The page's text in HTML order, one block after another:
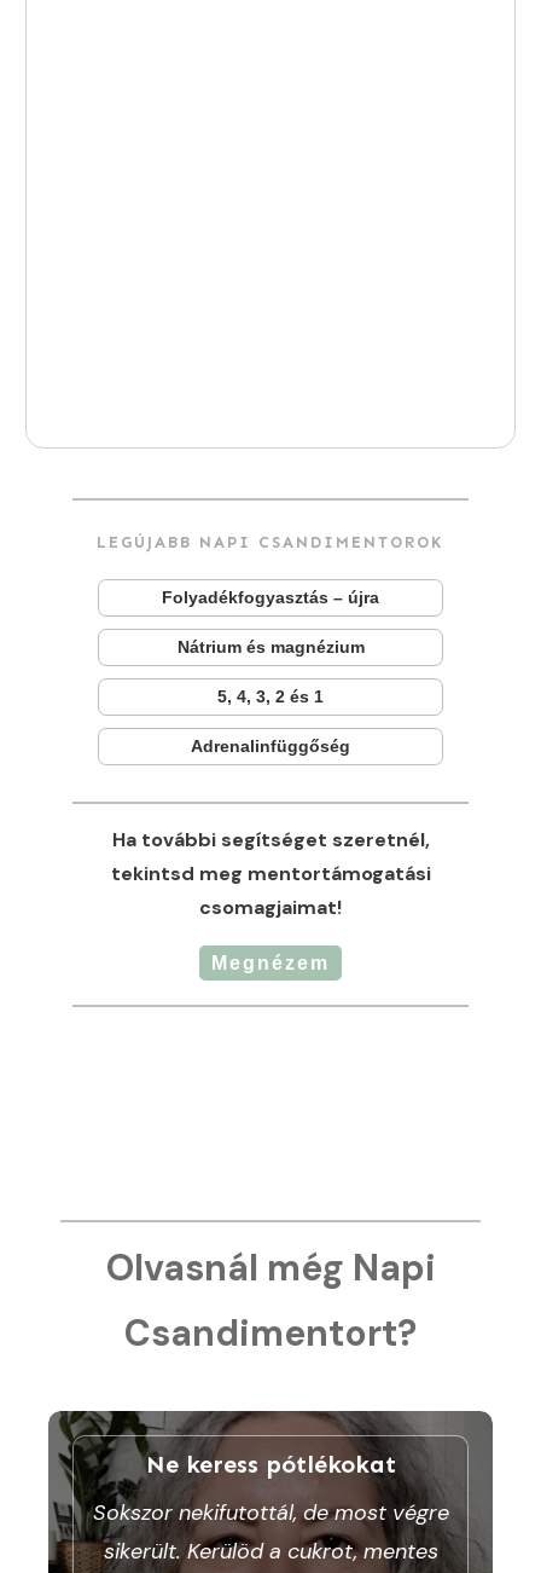
LEGÚJABB NAPI CSANDIMENTOROK
Folyadékfogyasztás – újra
Nátrium és magnézium
5, 4, 3, 2 és 1
Adrenalinfüggőség
Ha további segítséget szeretnél,
tekintsd meg mentortámogatási
csomagjaimat!
Megnézem
Olvasnál még Napi
Csandimentort?
Ne keress pótlékokat
Sokszor nekifutottál, de most végre
sikerült. Kerülöd a cukrot, mentes